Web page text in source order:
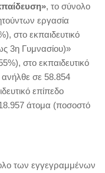
, το σύνολο
εργασία
στο εκπαιδευτικό
3η Γυμνασίου)»
στο εκπαιδευτικό
ανήλθε σε 58.854
επίπεδο
άτομα (ποσοστό
των εγγεγραμμένων